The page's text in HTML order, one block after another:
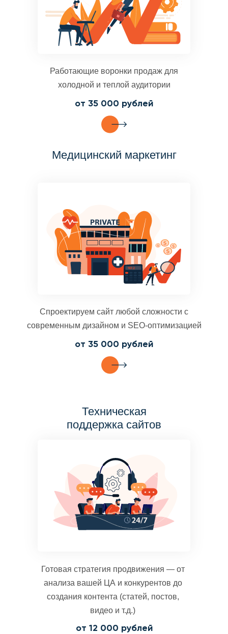
Работающие воронки продаж для
холодной и теплой аудитории
от 35 000 рублей
Медицинский маркетинг
Спроектируем сайт любой сложности с
современным дизайном и SEO-оптимизацией
от 35 000 рублей
Готовая стратегия продвижения — от
анализа вашей ЦА и конкурентов до
создания контента (статей, постов,
видео и т.д.)
Техническая
поддержка сайтов
от 12 000 рублей